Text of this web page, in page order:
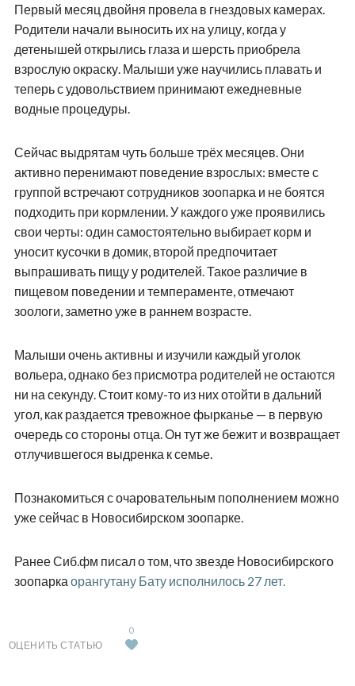
Первый месяц двойня провела в гнездовых камерах.
Родители начали выносить их на улицу, когда у
детенышей открылись глаза и шерсть приобрела
взрослую окраску. Малыши уже научились плавать и
теперь с удовольствием принимают ежедневные
водные процедуры.
Сейчас выдрятам чуть больше трёх месяцев. Они
активно перенимают поведение взрослых: вместе с
группой встречают сотрудников зоопарка и не боятся
подходить при кормлении. У каждого уже проявились
свои черты: один самостоятельно выбирает корм и
уносит кусочки в домик, второй предпочитает
выпрашивать пищу у родителей. Такое различие в
пищевом поведении и темпераменте, отмечают
зоологи, заметно уже в раннем возрасте.
Малыши очень активны и изучили каждый уголок
вольера, однако без присмотра родителей не остаются
ни на секунду. Стоит кому-то из них отойти в дальний
угол, как раздается тревожное фырканье — в первую
очередь со стороны отца. Он тут же бежит и возвращает
отлучившегося выдренка к семье.
Познакомиться с очаровательным пополнением можно
уже сейчас в Новосибирском зоопарке.
Ранее Сиб.фм писал о том, что звезде Новосибирского
зоопарка орангутану Бату исполнилось 27 лет.
ОЦЕНИТЬ СТАТЬЮ
0